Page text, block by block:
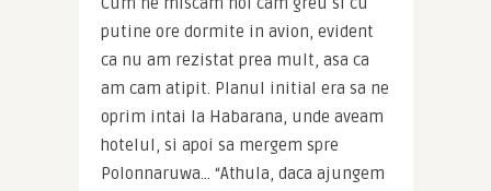
putine ore dormite in avion, evident
ca nu am rezistat prea mult, asa ca
am cam atipit. Planul initial era sa ne
oprim intai la Habarana, unde aveam
hotelul, si apoi sa mergem spre
Polonnaruwa… “Athula, daca ajungem